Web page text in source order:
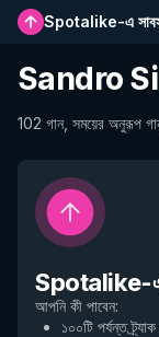
Spotalike-এ
Sandro
102 গান, সময়ের অনুরূপ
Spotalike-এ
আপনি কী পাবেন:
১০০টি পর্যন্ত